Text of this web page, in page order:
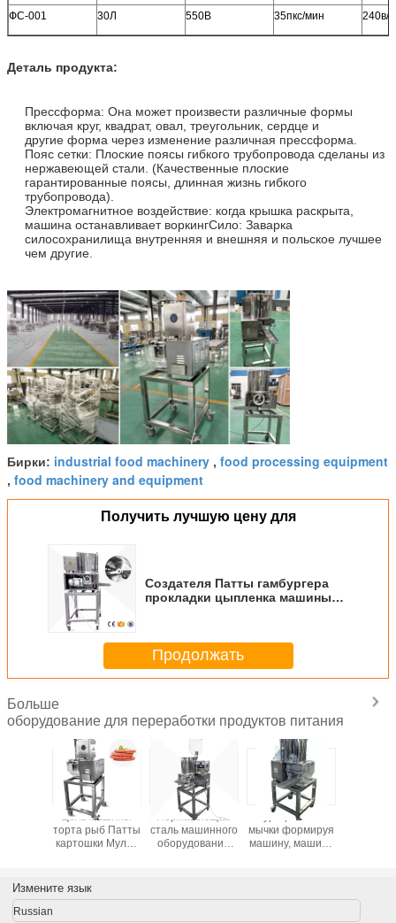
ФС-001 30Л 550В 35пкс/мин 240в/
Деталь продукта:
Прессформа: Она может произвести различные формы
включая круг, квадрат, овал, треугольник, сердце и
другие форма через изменение различная прессформа.
Пояс сетки: Плоские поясы гибкого трубопровода сделаны из
нержавеющей стали. (Качественные плоские
гарантированные поясы, длинная жизнь гибкого
трубопровода).
Электромагнитное воздействие: когда крышка раскрыта,
машина останавливает воркингСило: Заварка
силосохранилища внутренняя и внешняя и польское лучшее
чем другие.
Бирки: industrial food machinery , food processing equipment
, food machinery and equipment
Получить лучшую цену для
Создателя Патты гамбургера
прокладки цыпленка машины
промышленные
Продолжать
Больше
оборудование для переработки продуктов питания
Цель машины
торта рыб Патты
картошки Мулти
Нержавеющая
сталь машинного
оборудования
Бургер Патты
мычки формируя
машину, машину
Измените язык
Russian